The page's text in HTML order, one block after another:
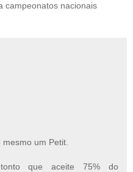
campeonatos nacionais
um Petit.
que aceite 75% do